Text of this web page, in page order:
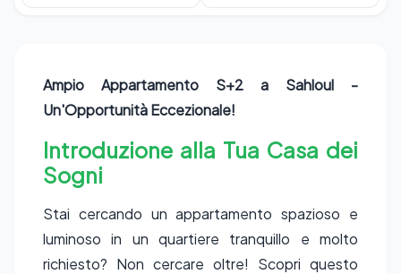
Ampio Appartamento S+2 a Sahloul -
Un'Opportunità Eccezionale!
Introduzione alla Tua Casa dei
Sogni
Stai cercando un appartamento spazioso e
luminoso in un quartiere tranquillo e molto
richiesto? Non cercare oltre! Scopri questo